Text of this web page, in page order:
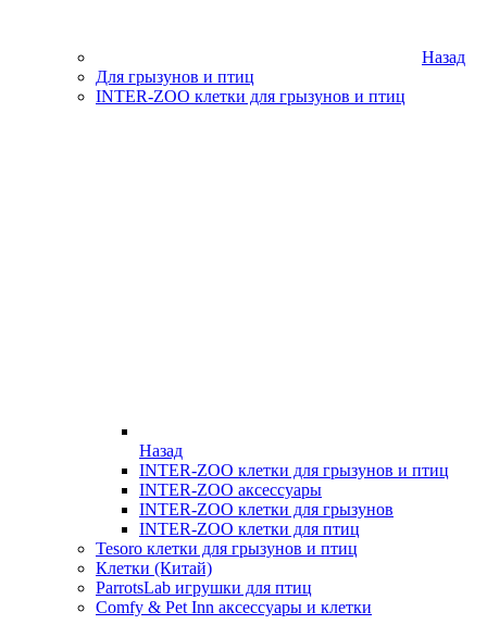
Назад
Для грызунов и птиц
INTER-ZOO клетки для грызунов и птиц
Назад
INTER-ZOO клетки для грызунов и птиц
INTER-ZOO аксессуары
INTER-ZOO клетки для грызунов
INTER-ZOO клетки для птиц
Tesoro клетки для грызунов и птиц
Клетки (Китай)
ParrotsLab игрушки для птиц
Comfy & Pet Inn аксессуары и клетки